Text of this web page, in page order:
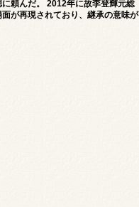
頼んだ。 2012年に故李登輝元総
が再現されており、継承の意味が